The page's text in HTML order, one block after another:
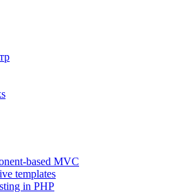
странице?
нажмите E для редактирования)
страницей на GitHub
based MVC
templates
in PHP